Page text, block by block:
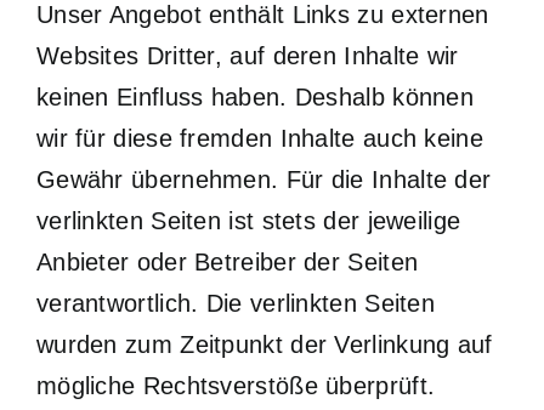
Unser Angebot enthält Links zu externen
Websites Dritter, auf deren Inhalte wir
keinen Einfluss haben. Deshalb können
wir für diese fremden Inhalte auch keine
Gewähr übernehmen. Für die Inhalte der
verlinkten Seiten ist stets der jeweilige
Anbieter oder Betreiber der Seiten
verantwortlich. Die verlinkten Seiten
wurden zum Zeitpunkt der Verlinkung auf
mögliche Rechtsverstöße überprüft.